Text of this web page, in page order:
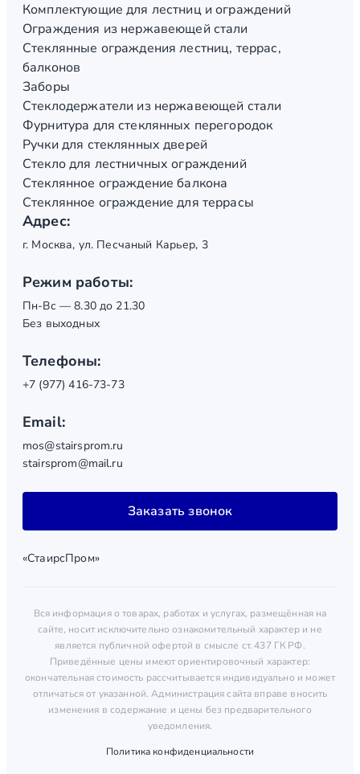
Комплектующие для лестниц и ограждений
Ограждения из нержавеющей стали
Стеклянные ограждения лестниц, террас,
балконов
Заборы
Стеклодержатели из нержавеющей стали
Фурнитура для стеклянных перегородок
Ручки для стеклянных дверей
Стекло для лестничных ограждений
Стеклянное ограждение балкона
Стеклянное ограждение для террасы
Адрес:
г. Москва, ул. Песчаный Карьер, 3
Режим работы:
Пн-Вс — 8.30 до 21.30
Без выходных
Телефоны:
+7 (977) 416-73-73
Email:
mos@stairsprom.ru
stairsprom@mail.ru
Заказать звонок
«СтаирсПром»
Вся информация о товарах, работах и услугах, размещённая на
сайте, носит исключительно ознакомительный характер и не
является публичной офертой в смысле ст. 437 ГК РФ.
Приведённые цены имеют ориентировочный характер:
окончательная стоимость рассчитывается индивидуально и может
отличаться от указанной. Администрация сайта вправе вносить
изменения в содержание и цены без предварительного
уведомления.
Политика конфиденциальности